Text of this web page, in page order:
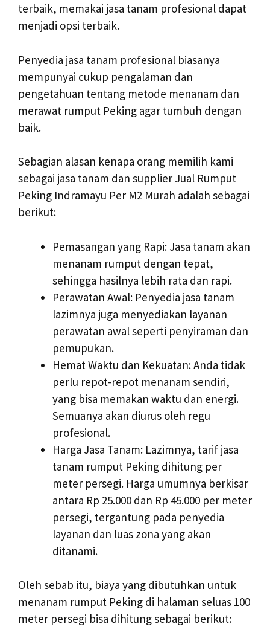
terbaik, memakai jasa tanam profesional dapat
menjadi opsi terbaik.
Penyedia jasa tanam profesional biasanya
mempunyai cukup pengalaman dan
pengetahuan tentang metode menanam dan
merawat rumput Peking agar tumbuh dengan
baik.
Sebagian alasan kenapa orang memilih kami
sebagai jasa tanam dan supplier Jual Rumput
Peking Indramayu Per M2 Murah adalah sebagai
berikut:
Pemasangan yang Rapi: Jasa tanam akan
menanam rumput dengan tepat,
sehingga hasilnya lebih rata dan rapi.
Perawatan Awal: Penyedia jasa tanam
lazimnya juga menyediakan layanan
perawatan awal seperti penyiraman dan
pemupukan.
Hemat Waktu dan Kekuatan: Anda tidak
perlu repot-repot menanam sendiri,
yang bisa memakan waktu dan energi.
Semuanya akan diurus oleh regu
profesional.
Harga Jasa Tanam: Lazimnya, tarif jasa
tanam rumput Peking dihitung per
meter persegi. Harga umumnya berkisar
antara Rp 25.000 dan Rp 45.000 per meter
persegi, tergantung pada penyedia
layanan dan luas zona yang akan
ditanami.
Oleh sebab itu, biaya yang dibutuhkan untuk
menanam rumput Peking di halaman seluas 100
meter persegi bisa dihitung sebagai berikut: